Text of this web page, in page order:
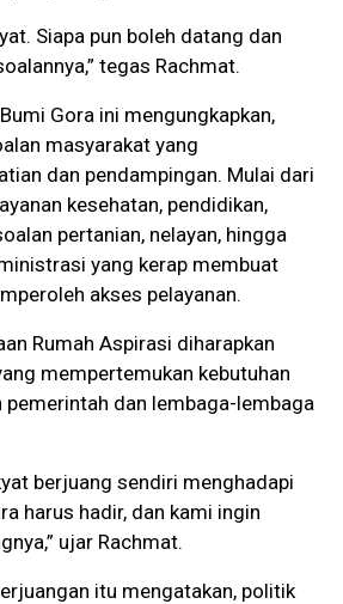
Siapa pun boleh datang dan
tegas Rachmat.
Gora ini mengungkapkan,
masyarakat yang
dan pendampingan. Mulai dari
kesehatan, pendidikan,
pertanian, nelayan, hingga
yang kerap membuat
akses pelayanan.
Rumah Aspirasi diharapkan
mempertemukan kebutuhan
pemerintah dan lembaga-lembaga
berjuang sendiri menghadapi
harus hadir, dan kami ingin
ujar Rachmat.
itu mengatakan, politik